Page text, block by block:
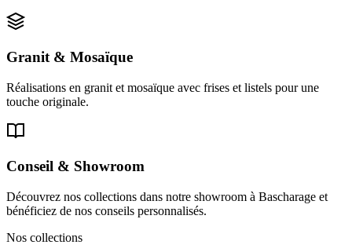
Granit & Mosaïque
Réalisations en granit et mosaïque avec frises et listels pour une
touche originale.
Conseil & Showroom
Découvrez nos collections dans notre showroom à Bascharage et
bénéficiez de nos conseils personnalisés.
Nos collections